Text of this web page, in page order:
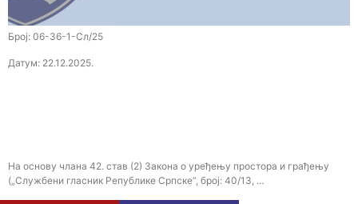
Број: 06-36-1-Сл/25
Датум: 22.12.2025.
На основу члана 42. став (2) Закона о уређењу простора и грађењу
(„Службени гласник Републике Српске”, број: 40/13, …